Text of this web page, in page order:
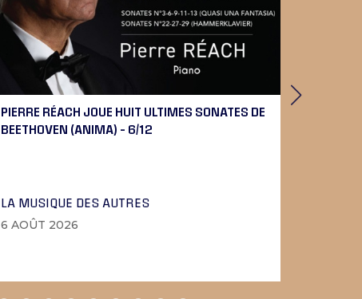
PIERRE RÉACH JOUE HUIT ULTIMES SONATES DE
BEETHOVEN (ANIMA) – 6/12
LA MUSIQUE DES AUTRES
6 AOÛT 2026